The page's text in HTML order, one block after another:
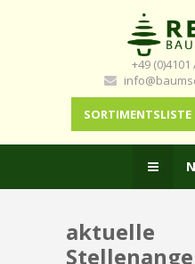
+49
SORTIMENTSLISTE
aktuelle